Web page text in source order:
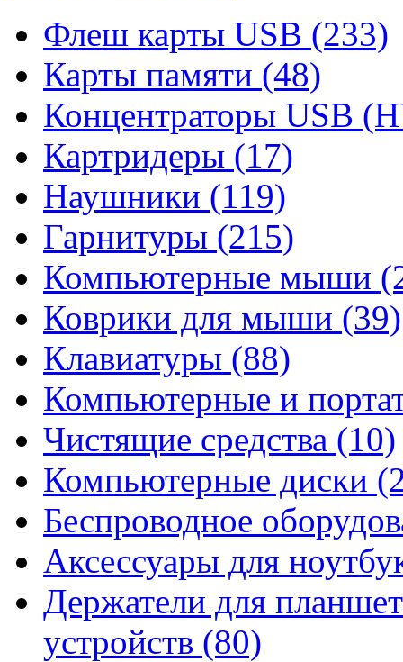
Флеш карты USB (233)
Карты памяти (48)
Концентраторы USB
Картридеры (17)
Наушники (119)
Гарнитуры (215)
Компьютерные мыши
Коврики для мыши (39)
Клавиатуры (88)
Компьютерные и
Чистящие средства (10)
Компьютерные диски
Беспроводное
Аксессуары для
Держатели для
устройств (80)